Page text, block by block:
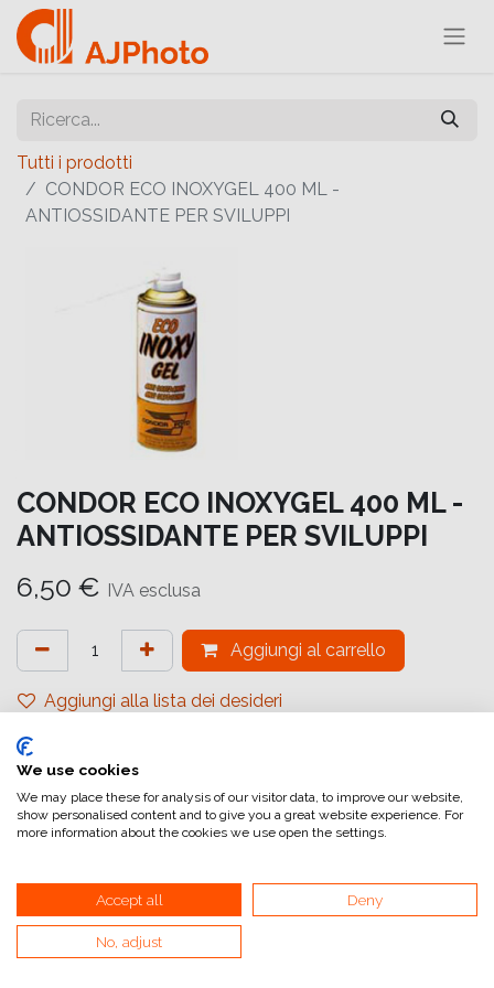
Tutti i prodotti
CONDOR ECO INOXYGEL 400 ML -
ANTIOSSIDANTE PER SVILUPPI
CONDOR ECO INOXYGEL 400 ML -
ANTIOSSIDANTE PER SVILUPPI
6,50 € IVA esclusa
Aggiungi al carrello
Aggiungi alla lista dei desideri
attualmente non a magazzino
Riferimento interno:00500
Antiossidante per sviluppi.Evita l'ossidazione di qualunque
preparato chimico (non alimentare) facilmente alterabile.
Prodotto ad uso professionale
We use cookies
We may place these for analysis of our visitor data, to improve our website,
show personalised content and to give you a great website experience. For
more information about the cookies we use open the settings.
Accept all Deny
No, adjust